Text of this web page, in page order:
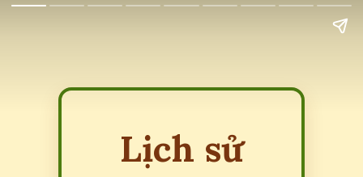
Lịch sử